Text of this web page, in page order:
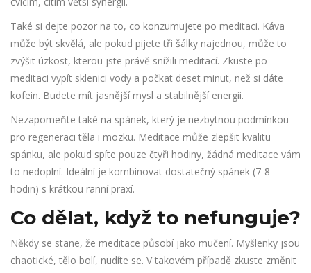
Také si dejte pozor na to, co konzumujete po meditaci. Káva
může být skvělá, ale pokud pijete tři šálky najednou, může to
zvýšit úzkost, kterou jste právě snížili meditací. Zkuste po
meditaci vypít sklenici vody a počkat deset minut, než si dáte
kofein. Budete mít jasnější mysl a stabilnější energii.
Nezapomeňte také na spánek, který je nezbytnou podmínkou
pro regeneraci těla i mozku. Meditace může zlepšit kvalitu
spánku, ale pokud spíte pouze čtyři hodiny, žádná meditace vám
to nedoplní. Ideální je kombinovat dostatečný spánek (7-8
hodin) s krátkou ranní praxí.
Co dělat, když to nefunguje?
Někdy se stane, že meditace působí jako mučení. Myšlenky jsou
chaotické, tělo bolí, nudíte se. V takovém případě zkuste změnit